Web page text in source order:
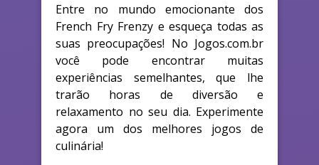
Entre no mundo emocionante dos
French Fry Frenzy e esqueça todas as
suas preocupações! No Jogos.com.br
você pode encontrar muitas
experiências semelhantes, que lhe
trarão horas de diversão e
relaxamento no seu dia. Experimente
agora um dos melhores jogos de
culinária!